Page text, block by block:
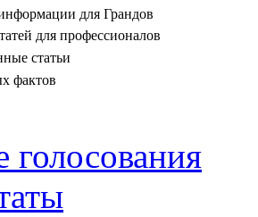
для Грандов
для профессионалов
статьи
фактов
голосования